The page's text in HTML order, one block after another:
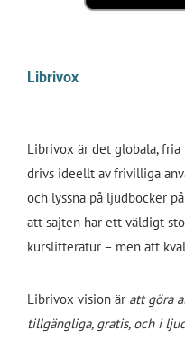
Librivox
Librivox är det globala,
drivs ideellt av frivilliga
och lyssna på ljudböcker
att sajten har ett väldigt
kurslitteratur – men att
Librivox vision är att göra
tillgängliga, gratis, och i